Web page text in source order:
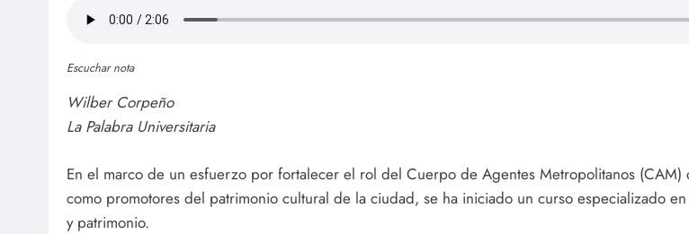
Escuchar nota
Wilber Corpeño
La Palabra Universitaria
En el marco de un esfuerzo por fortalecer el rol del Cuerpo de Agentes Metropolitanos (CAM)
como promotores del patrimonio cultural de la ciudad, se ha iniciado un curso especializado
y patrimonio.